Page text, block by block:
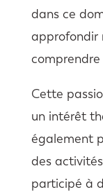
dans ce
approfondir
Cette
un intérêt
également
des activités
participé à